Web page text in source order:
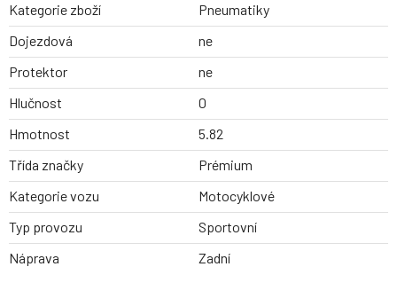
Kategorie zboží
Pneumatiky
Dojezdová
ne
Protektor
ne
Hlučnost
0
Hmotnost
5.82
Třída značky
Prémium
Kategorie vozu
Motocyklové
Typ provozu
Sportovní
Náprava
Zadní